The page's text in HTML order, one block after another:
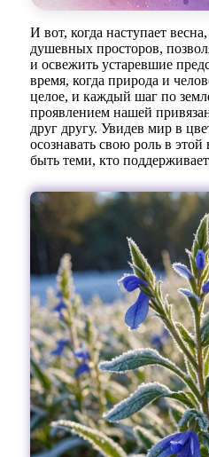
И вот, когда наступает
душевных просторов,
и освежить устаревшие
время, когда природа и
целое, и каждый шаг по
проявлением нашей
друг другу. Увидев мир в
осознавать свою роль в
быть теми, кто